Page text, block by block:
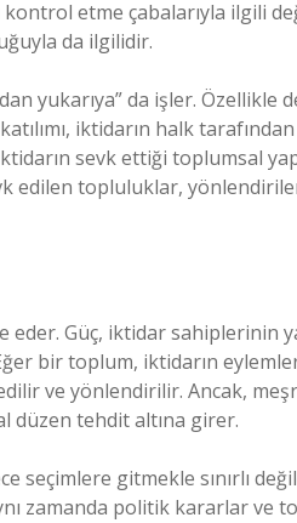
etme çabalarıyla ilgili
da ilgilidir.
yukarıya” da işler. Özellikle
iktidarın halk
sevk ettiği toplumsal
edilen topluluklar,
Güç, iktidar sahiplerinin
bir toplum, iktidarın
ve yönlendirilir. Ancak,
düzen tehdit altına girer.
seçimlere gitmekle sınırlı
zamanda politik kararlar ve